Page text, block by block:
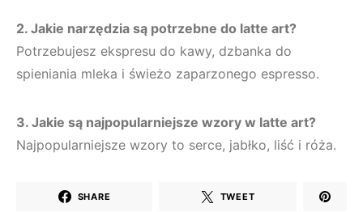
2. Jakie narzędzia są potrzebne do latte art?
Potrzebujesz ekspresu do kawy, dzbanka do
spieniania mleka i świeżo zaparzonego espresso.
3. Jakie są najpopularniejsze wzory w latte art?
Najpopularniejsze wzory to serce, jabłko, liść i róża.
SHARE TWEET